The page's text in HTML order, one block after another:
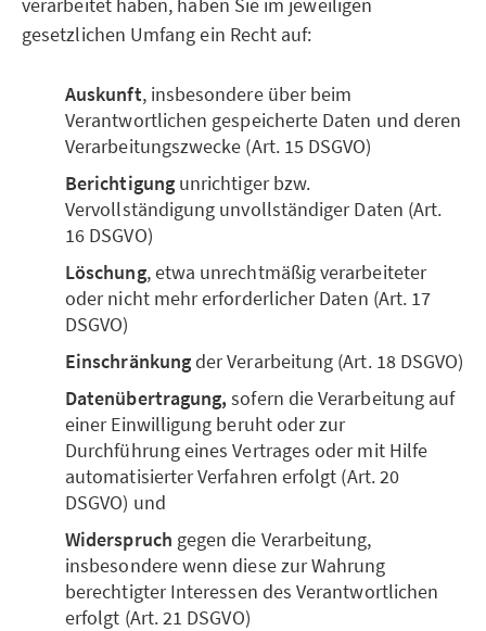
gesetzlichen Umfang ein Recht auf:
Auskunft, insbesondere über beim
Verantwortlichen gespeicherte Daten und deren
Verarbeitungszwecke (Art. 15 DSGVO)
Berichtigungunrichtiger bzw.
Vervollständigung unvollständiger Daten (Art.
16 DSGVO)
Löschung, etwa unrechtmäßig verarbeiteter
oder nicht mehr erforderlicher Daten (Art. 17
DSGVO)
Einschränkungder Verarbeitung (Art. 18 DSGVO)
Datenübertragung,sofern die Verarbeitung auf
einer Einwilligung beruht oder zur
Durchführung eines Vertrages oder mit Hilfe
automatisierter Verfahren erfolgt (Art. 20
DSGVO) und
Widerspruch gegen die Verarbeitung,
insbesondere wenn diese zur Wahrung
berechtigter Interessen des Verantwortlichen
erfolgt (Art. 21 DSGVO)